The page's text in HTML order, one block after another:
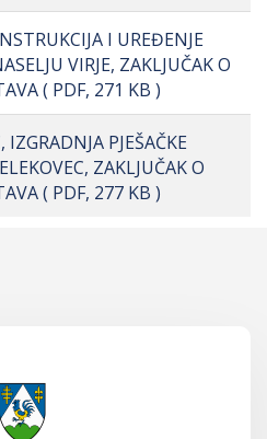
I UREĐENJE
VIRJE, ZAKLJUČAK O
( PDF, 271 KB )
PJEŠAČKE
ZAKLJUČAK O
( PDF, 277 KB )